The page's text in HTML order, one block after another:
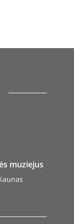
muziejus